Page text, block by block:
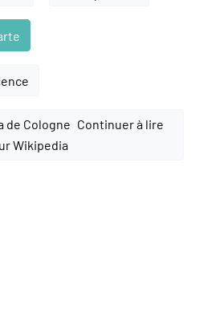
Continuer à lire
Wikipedia